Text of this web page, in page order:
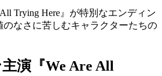
Trying Here』が特別なエンディン
なさに苦しむキャラクターたちの
演『We Are All